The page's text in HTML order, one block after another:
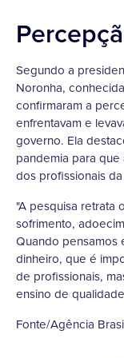
Segundo a
Noronha,
confirmaram a
enfrentavam e
governo. Ela
pandemia para
dos profissionais
"A pesquisa retrata
sofrimento,
Quando pensamos
dinheiro, que é
de profissionais,
ensino de
Fonte/Agência